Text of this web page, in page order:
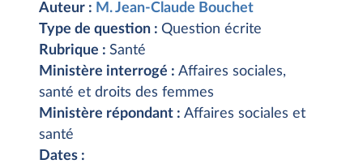
Auteur : M. Jean-Claude Bouchet
Type de question : Question écrite
Rubrique : Santé
Ministère interrogé : Affaires sociales,
santé et droits des femmes
Ministère répondant : Affaires sociales et
santé
Dates :